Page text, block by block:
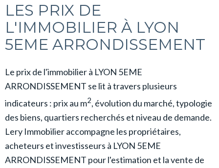
LES PRIX DE
L'IMMOBILIER À LYON
5EME ARRONDISSEMENT
Le prix de l'immobilier à LYON 5EME
ARRONDISSEMENT se lit à travers plusieurs
indicateurs : prix au m2, évolution du marché, typologie
des biens, quartiers recherchés et niveau de demande.
Lery Immobilier accompagne les propriétaires,
acheteurs et investisseurs à LYON 5EME
ARRONDISSEMENT pour l'estimation et la vente de